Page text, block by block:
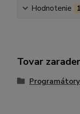
Hodnotenie
Tovar